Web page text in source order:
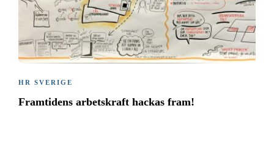
HR SVERIGE
Framtidens arbetskraft hackas fram!